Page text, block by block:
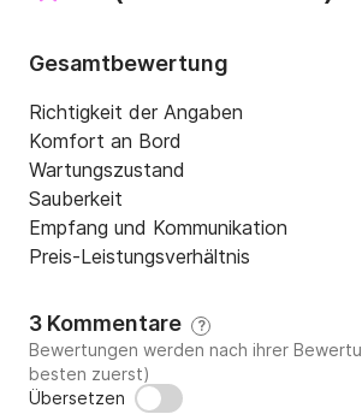
Gesamtbewertung
Richtigkeit der Angaben
Komfort an Bord
Wartungszustand
Sauberkeit
Empfang und Kommunikation
Preis-Leistungsverhältnis
3 Kommentare ?
Bewertungen werden nach ihrer
besten zuerst)
Übersetzen